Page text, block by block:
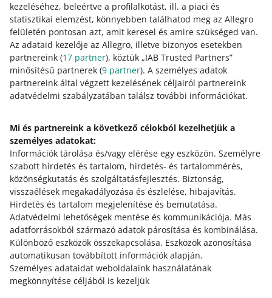
kezeléséhez, beleértve a profilalkotást, ill. a piaci és
statisztikai elemzést, könnyebben találhatod meg az Allegro
felületén pontosan azt, amit keresel és amire szükséged van.
Az adataid kezelője az Allegro, illetve bizonyos esetekben
partnereink (17 partner), köztük „IAB Trusted Partners”
minősítésű partnerek (9 partner). A személyes adatok
partnereink által végzett kezelésének céljairól partnereink
adatvédelmi szabályzatában találsz további információkat.
Mi és partnereink a következő célokból kezelhetjük a
személyes adatokat:
Információk tárolása és/vagy elérése egy eszközön. Személyre
szabott hirdetés és tartalom, hirdetés- és tartalommérés,
közönségkutatás és szolgáltatásfejlesztés. Biztonság,
visszaélések megakadályozása és észlelése, hibajavítás.
Hirdetés és tartalom megjelenítése és bemutatása.
Adatvédelmi lehetőségek mentése és kommunikációja. Más
adatforrásokból származó adatok párosítása és kombinálása.
Különböző eszközök összekapcsolása. Eszközök azonosítása
automatikusan továbbított információk alapján.
Személyes adataidat weboldalaink használatának
megkönnyítése céljából is kezeljük
Mostantól elmentheted az áfakulcsokat az
ajánlatsablonokban
2026. július 15. 14:46
Az ajánlatsablonokban elmentheted azokat az adatokat,
amelyeket minden ajánlatnál ugyanúgy töltesz ki. Nézd
meg az új funkciót, amire már sok eladó várt.
formátumú CSV-fájlból is közzéteheted az ajánlataidat
2026. június 30. 15:02
Ennek köszönhetően nem kell többé időt pazarolnod a
fájljaid sablonunkhoz való igazítására. Tudj meg többet.
RÉGEBBIEK MEGTEKINTÉSE